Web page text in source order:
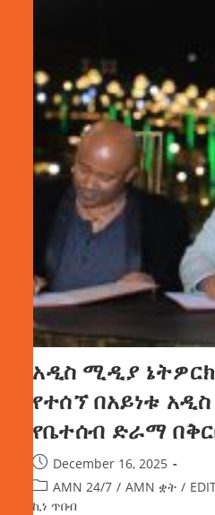
አዲስ ሚዲያ ኔትዎርክ
የተሰኘ በአይነቱ
የቤተሰብ ድራማ
December 16, 2025
AMN 24/7 / AMN ቋት /
ኪነ ጥበብ